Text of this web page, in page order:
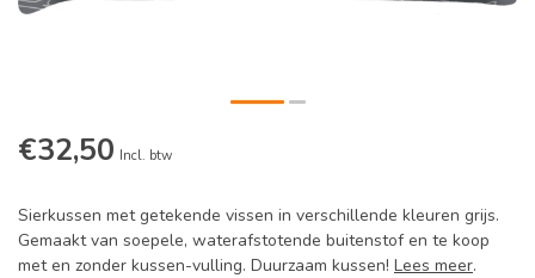
€32,50 Incl. btw
Sierkussen met getekende vissen in verschillende kleuren grijs.
Gemaakt van soepele, waterafstotende buitenstof en te koop
met en zonder kussen-vulling. Duurzaam kussen! Lees meer.